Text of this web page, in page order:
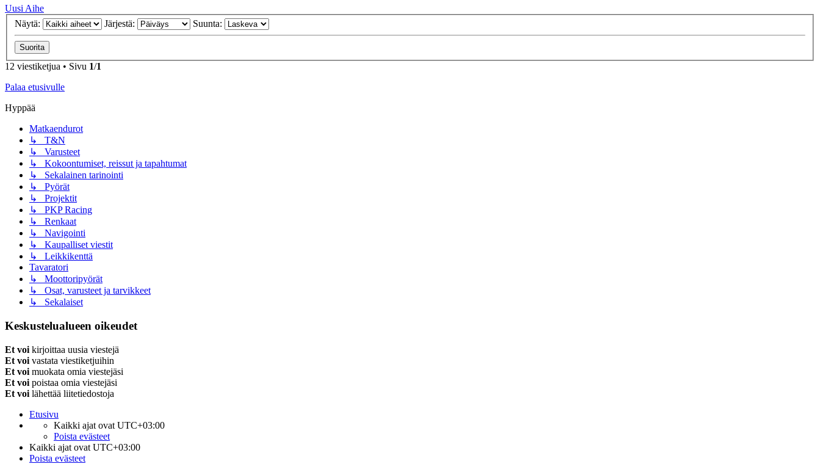
Uusi Aihe
Näytä:
Järjestä: Suunta:
12 viestiketjua • Sivu 1/1
Palaa etusivulle
Hyppää
Matkaendurot
↳ T&N
↳ Varusteet
↳ Kokoontumiset, reissut ja tapahtumat
↳ Sekalainen tarinointi
↳ Pyörät
↳ Projektit
↳ PKP Racing
↳ Renkaat
↳ Navigointi
↳ Kaupalliset viestit
↳ Leikkikenttä
Tavaratori
↳ Moottoripyörät
↳ Osat, varusteet ja tarvikkeet
↳ Sekalaiset
Keskustelualueen oikeudet
Et voi kirjoittaa uusia viestejä
Et voi vastata viestiketjuihin
Et voi muokata omia viestejäsi
Et voi poistaa omia viestejäsi
Et voi lähettää liitetiedostoja
Etusivu
Kaikki ajat ovat UTC+03:00
Poista evästeet
Kaikki ajat ovat UTC+03:00
Poista evästeet